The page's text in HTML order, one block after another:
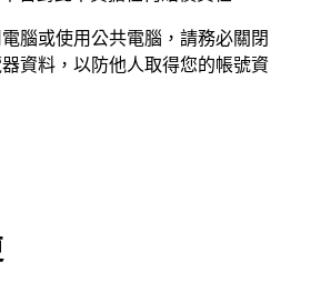
腦或使用公共電腦，請務必關閉
資料，以防他人取得您的帳號資